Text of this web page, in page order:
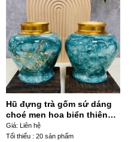
Hũ đựng trà gốm sứ dáng
choé men hoa biển thiên
Xanh dương hoạ tiết nhánh
đào HDT-06
Giá: Liên hệ
Tối thiểu : 20 sản phẩm